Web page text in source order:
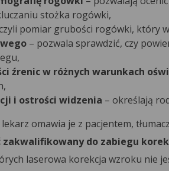
stożka rogówki,
pomiar grubości rogówki, który
– pozwala sprawdzić, czy
źrenic w różnych warunkach
i ostrości widzenia – określają
omawia je z pacjentem,
zakwalifikowany do zabiegu
laserowa korekcja wzroku nie